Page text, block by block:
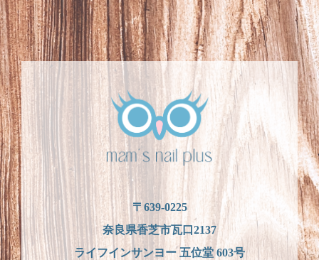
〒639-0225
奈良県香芝市瓦口2137
ライフインサンヨー 五位堂 603号